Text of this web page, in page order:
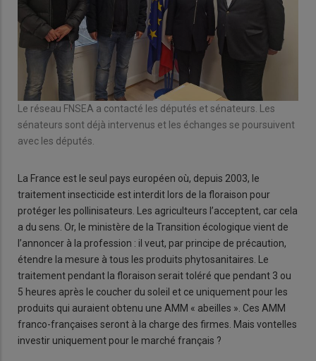
Le réseau FNSEA a contacté les députés et sénateurs. Les
sénateurs sont déjà intervenus et les échanges se poursuivent
avec les députés.
La France est le seul pays européen où, depuis 2003, le
traitement insecticide est interdit lors de la floraison pour
protéger les pollinisateurs. Les agriculteurs l’acceptent, car cela
a du sens. Or, le ministère de la Transition écologique vient de
l’annoncer à la profession : il veut, par principe de précaution,
étendre la mesure à tous les produits phytosanitaires. Le
traitement pendant la floraison serait toléré que pendant 3 ou
5 heures après le coucher du soleil et ce uniquement pour les
produits qui auraient obtenu une AMM « abeilles ». Ces AMM
franco-françaises seront à la charge des firmes. Mais vontelles
investir uniquement pour le marché français ?